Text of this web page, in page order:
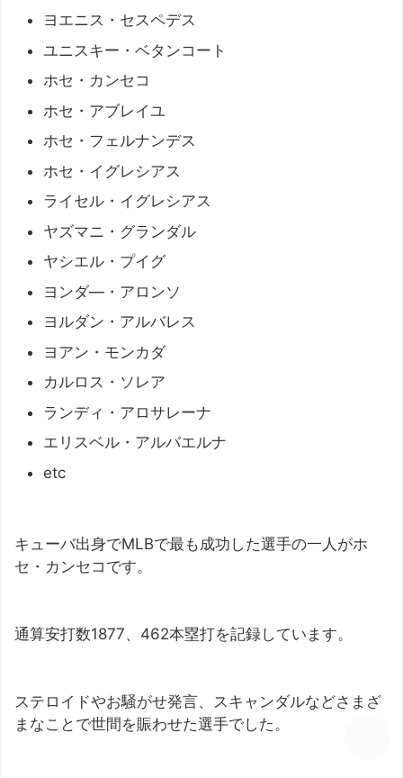
ヨエニス・セスペデス
ユニスキー・ベタンコート
ホセ・カンセコ
ホセ・アブレイユ
ホセ・フェルナンデス
ホセ・イグレシアス
ライセル・イグレシアス
ヤズマニ・グランダル
ヤシエル・プイグ
ヨンダ―・アロンソ
ヨルダン・アルバレス
ヨアン・モンカダ
カルロス・ソレア
ランディ・アロサレーナ
エリスベル・アルバエルナ
etc
キューバ出身でMLBで最も成功した選手の一人がホ
セ・カンセコです。
通算安打数1877、462本塁打を記録しています。
ステロイドやお騒がせ発言、スキャンダルなどさまざ
まなことで世間を賑わせた選手でした。